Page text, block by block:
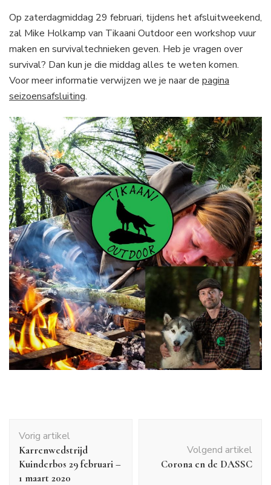
maken
survivaltechnieken
Op zaterdagmiddag 29 februari, tijdens het afsluitweekend,
zal Mike Holkamp van Tikaani Outdoor een workshop vuur
maken en survivaltechnieken geven. Heb je vragen over
survival? Dan kun je die middag alles te weten komen.
Voor meer informatie verwijzen we je naar de pagina
seizoensafsluiting.
navigatie
Vorig artikel
Karrenwedstrijd
Kuinderbos 29 februari –
1 maart 2020
Volgend artikel
Corona en de DASSC